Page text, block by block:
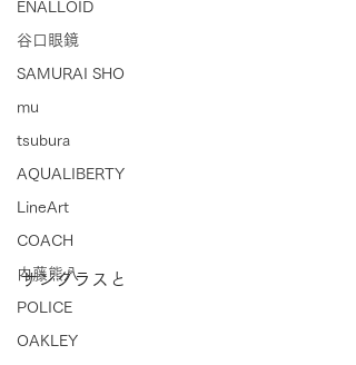
ENALLOID
谷口眼鏡
SAMURAI SHO
mu
tsubura
AQUALIBERTY
LineArt
COACH
内藤熊八
POLICE
OAKLEY
サングラスと